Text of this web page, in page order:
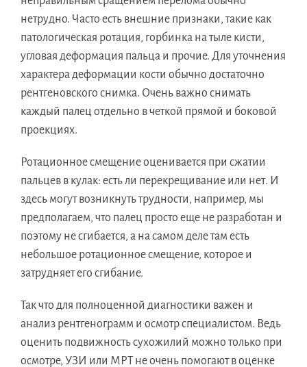
нетрудно. Часто есть внешние признаки, такие как
патологическая ротация, горбинка на тыле кисти,
угловая деформация пальца и прочие. Для уточнения
характера деформации кости обычно достаточно
рентгеновского снимка. Очень важно снимать
каждый палец отдельно в четкой прямой и боковой
проекциях.
Ротационное смещение оценивается при сжатии
пальцев в кулак: есть ли перекрещивание или нет. И
здесь могут возникнуть трудности, например, мы
предполагаем, что палец просто еще не разработан и
поэтому не сгибается, а на самом деле там есть
небольшое ротационное смещение, которое и
затрудняет его сгибание.
Так что для полноценной диагностики важен и
анализ рентгенограмм и осмотр специалистом. Ведь
оценить подвижность сухожилий можно только при
осмотре, УЗИ или МРТ не очень помогают в оценке